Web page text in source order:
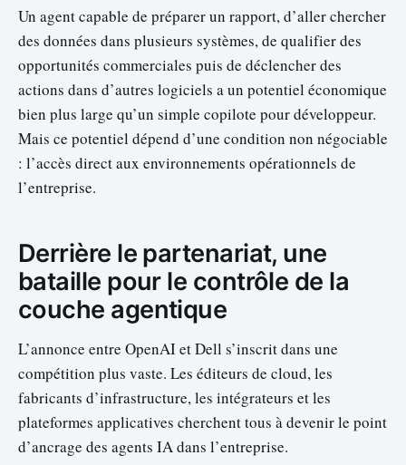
Un agent capable de préparer un rapport, d’aller chercher
des données dans plusieurs systèmes, de qualifier des
opportunités commerciales puis de déclencher des
actions dans d’autres logiciels a un potentiel économique
bien plus large qu’un simple copilote pour développeur.
Mais ce potentiel dépend d’une condition non négociable
: l’accès direct aux environnements opérationnels de
l’entreprise.
Derrière le partenariat, une
bataille pour le contrôle de la
couche agentique
L’annonce entre OpenAI et Dell s’inscrit dans une
compétition plus vaste. Les éditeurs de cloud, les
fabricants d’infrastructure, les intégrateurs et les
plateformes applicatives cherchent tous à devenir le point
d’ancrage des agents IA dans l’entreprise.